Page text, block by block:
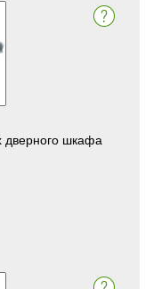
дверного шкафа